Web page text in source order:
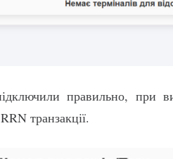
правильно, при
транзакції.